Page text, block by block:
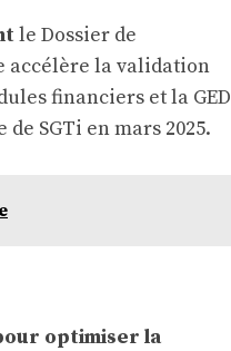
le Dossier de
accélère la validation
financiers et la GED
SGTi en mars 2025.
optimiser la